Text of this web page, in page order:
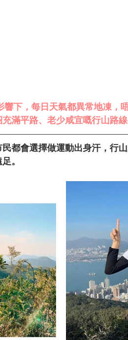
響下，每日天氣都異常地凍，
滿平路、老少咸宜嘅行山路
都會選擇做運動出身汗，行
。